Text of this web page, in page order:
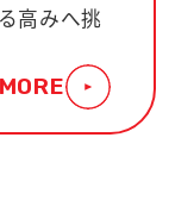
高みへ挑